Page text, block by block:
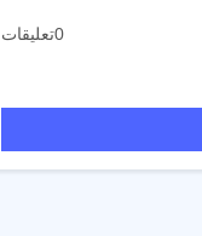
0تعليقات